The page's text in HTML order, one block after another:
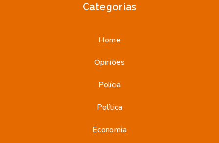
Categorias
Home
Opiniões
Polícia
Política
Economia